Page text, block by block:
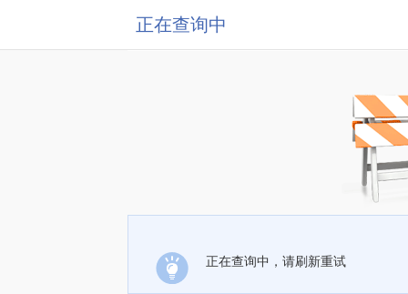
正在查询中
正在查询中，请刷新重试